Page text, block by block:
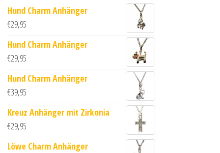
Hund Charm Anhänger
€29,95
Hund Charm Anhänger
€29,95
Hund Charm Anhänger
€39,95
Kreuz Anhänger mit Zirkonia
€29,95
Löwe Charm Anhänger